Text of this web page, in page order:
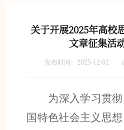
关于开展2025年高校
文章征集活
发布时间：2025-12-02
为深入学习贯
国特色社会主义思想